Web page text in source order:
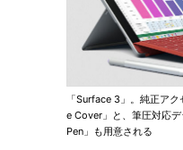
「Surface 3」。純正ア
e Cover」と、筆圧対応
Pen」も用意される